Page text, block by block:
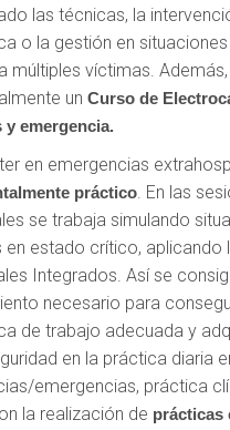
las técnicas, la
o la gestión en
múltiples víctimas. Además,
unCurso de
y emergencia.
en emergencias
práctico. En las
se trabaja simulando
en estado crítico, aplicando
Integrados. Así se
necesario para
de trabajo adecuada y
en la práctica diaria
emergencias, práctica
la realización de prácticas